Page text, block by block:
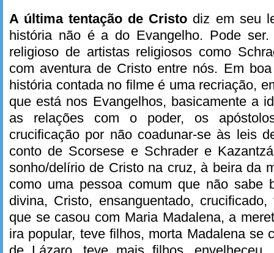
A última tentação de Cristo diz em seu
história não é a do Evangelho. Pode
religioso de artistas religiosos como
com aventura de Cristo entre nós. Em
história contada no filme é uma recriação,
que está nos Evangelhos, basicamente a
as relações com o poder, os
crucificação por não coadunar-se às leis
conto de Scorsese e Schrader e
sonho/delírio de Cristo na cruz, à beira da
como uma pessoa comum que não sabe
divina, Cristo, ensanguentado,
que se casou com Maria Madalena, a
ira popular, teve filhos, morta Madalena se